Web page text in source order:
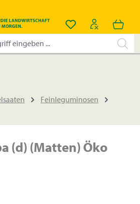
Du hast 0
Feinleguminosen
(d) (Matten) Öko